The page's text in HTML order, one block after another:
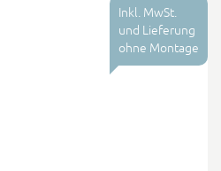
Inkl. MwSt.
und Lieferung
ohne Montage